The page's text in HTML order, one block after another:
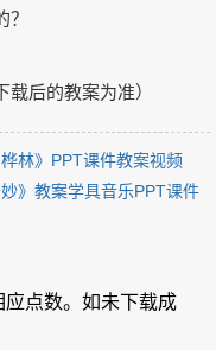
载后的教案为准）
林》PPT课件教案视频
》教案学具音乐PPT课件
点数。如未下载成